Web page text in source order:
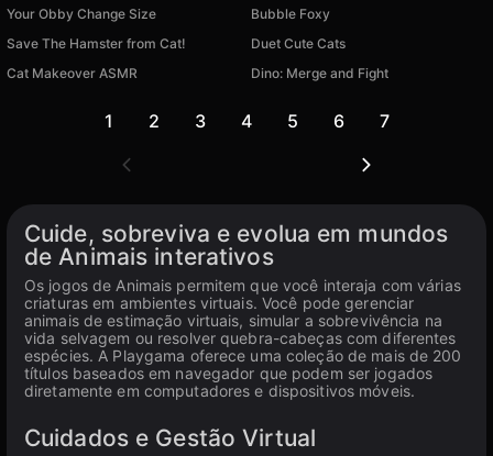
Your Obby Change Size
Bubble Foxy
Save The Hamster from Cat!
Duet Cute Cats
Cat Makeover ASMR
Dino: Merge and Fight
1 2 3 4 5 6 7
Cuide, sobreviva e evolua em mundos
de Animais interativos
Os jogos de Animais permitem que você interaja com várias
criaturas em ambientes virtuais. Você pode gerenciar
animais de estimação virtuais, simular a sobrevivência na
vida selvagem ou resolver quebra-cabeças com diferentes
espécies. A Playgama oferece uma coleção de mais de 200
títulos baseados em navegador que podem ser jogados
diretamente em computadores e dispositivos móveis.
Cuidados e Gestão Virtual